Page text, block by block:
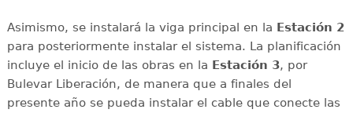
Asimismo, se instalará la viga principal en la Estación 2
para posteriormente instalar el sistema. La planificación
incluye el inicio de las obras en la Estación 3, por
Bulevar Liberación, de manera que a finales del
presente año se pueda instalar el cable que conecte las